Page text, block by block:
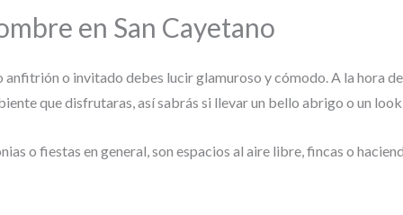
en San Cayetano
anfitrión o invitado debes lucir glamuroso y cómodo. A la hora
que disfrutaras, así sabrás si llevar un bello abrigo o un
o fiestas en general, son espacios al aire libre, fincas o